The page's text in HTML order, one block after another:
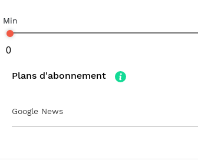
Min
Plans d'abonnement
Google News